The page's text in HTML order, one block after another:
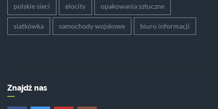
polskie sieci elocity opakowania sztuczne
siatkówka samochody wojskowe biuro informacji
Znajdź nas